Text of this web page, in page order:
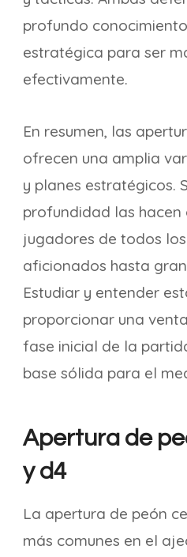
profundo
estratégica para ser
efectivamente.
En resumen, las
ofrecen una amplia
y planes estratégicos.
profundidad las
jugadores de todos
aficionados hasta
Estudiar y entender
proporcionar una
fase inicial de la
base sólida para el
Apertura de
y d4
La apertura de peón
más comunes en el